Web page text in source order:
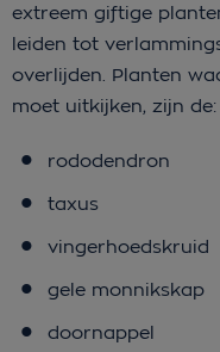
extreem giftige
leiden tot
overlijden. Planten
moet uitkijken, zijn de:
rododendron
taxus
vingerhoedskruid
gele monnikskap
doornappel